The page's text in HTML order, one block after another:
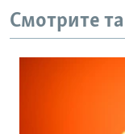
Смотрите